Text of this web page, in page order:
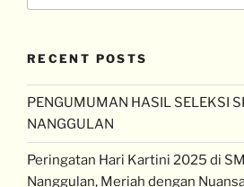
RECENT POSTS
PENGUMUMAN HASIL SELEKSI
NANGGULAN
Peringatan Hari Kartini 2025 di
Nanggulan, Meriah dengan